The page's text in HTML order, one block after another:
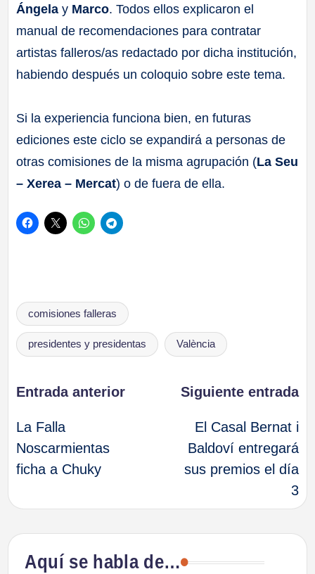
Ángelay Marco. Todos ellos explicaron el
manual de recomendaciones para contratar
artistas falleros/as redactado por dicha institución,
habiendo después un coloquio sobre este tema.
Si la experiencia funciona bien, en futuras
ediciones este ciclo se expandirá a personas de
otras comisiones de la misma agrupación (La Seu
– Xerea – Mercat) o de fuera de ella.
Etiquetas:
comisiones falleras
presidentes y presidentas València
Navegación
de
entradas
Entrada anterior
La Falla
Noscarmientas
ficha a Chuky
Siguiente entrada
El Casal Bernat i
Baldoví entregará
sus premios el día
3
Aquí se habla de…